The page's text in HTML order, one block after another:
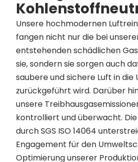
Unsere hochmodernen
fangen nicht nur die bei
entstehenden schädlichen
sie, sondern sie sorgen auch
saubere und sichere Luft in die
zurückgeführt wird. Darüber
unsere
kontrolliert und überwacht.
durch SGS ISO 14064
Engagement für den
Optimierung unserer